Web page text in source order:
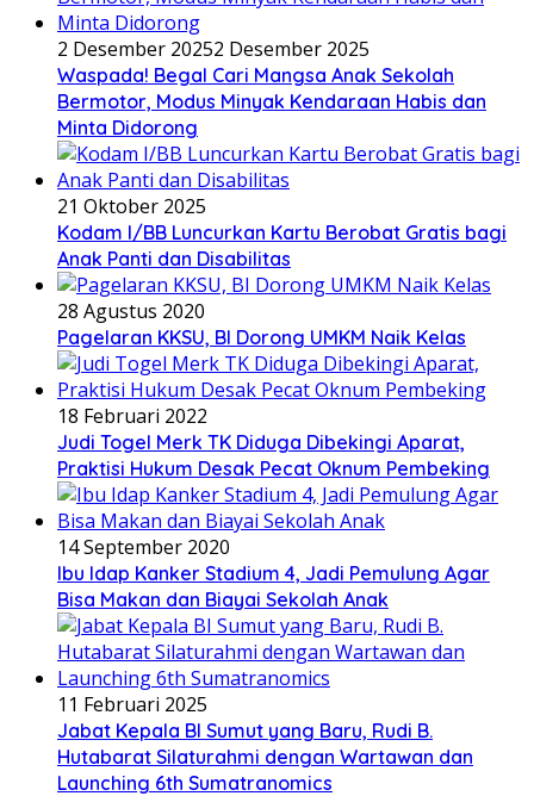
2 Desember 20252 Desember 2025
Waspada! Begal Cari Mangsa Anak Sekolah
Bermotor, Modus Minyak Kendaraan Habis dan
Minta Didorong
21 Oktober 2025
Kodam I/BB Luncurkan Kartu Berobat Gratis bagi
Anak Panti dan Disabilitas
28 Agustus 2020
Pagelaran KKSU, BI Dorong UMKM Naik Kelas
18 Februari 2022
Judi Togel Merk TK Diduga Dibekingi Aparat,
Praktisi Hukum Desak Pecat Oknum Pembeking
14 September 2020
Ibu Idap Kanker Stadium 4, Jadi Pemulung Agar
Bisa Makan dan Biayai Sekolah Anak
11 Februari 2025
Jabat Kepala BI Sumut yang Baru, Rudi B.
Hutabarat Silaturahmi dengan Wartawan dan
Launching 6th Sumatranomics